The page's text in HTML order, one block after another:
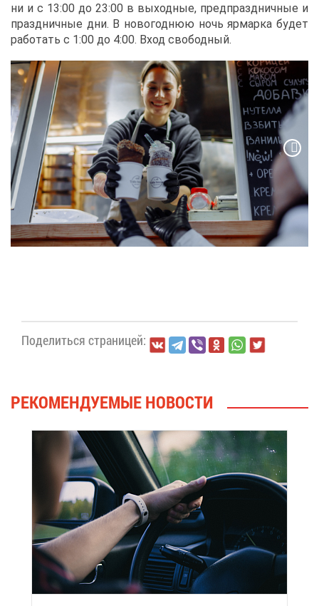
ни и с 13:00 до 23:00 в вы­ход­ные, пред­празд­нич­ные и
празд­нич­ные дни. В но­во­год­нюю ночь яр­мар­ка бу­дет
ра­бо­тать с 1:00 до 4:00. Вход сво­бод­ный.
По­де­лить­ся стра­ни­цей:
РЕ­КО­МЕН­ДУ­Е­МЫЕ НО­ВО­СТИ